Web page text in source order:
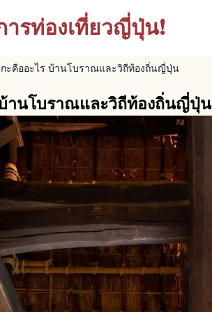
ารท่องเที่ยวญี่ปุ่น!
ะคืออะไร บ้านโบราณและวิถีท้องถิ่นญี่ปุ่น
านโบราณและวิถีท้องถิ่นญี่ปุ่น